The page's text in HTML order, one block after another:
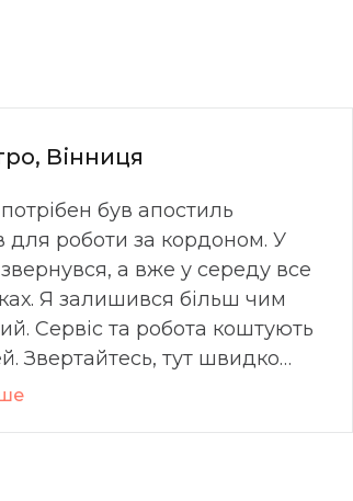
Вінниця
був апостиль
для роботи за кордоном. У
а вже у середу все
Я залишився більш чим
Сервіс та робота коштують
Звертайтесь, тут швидко
)